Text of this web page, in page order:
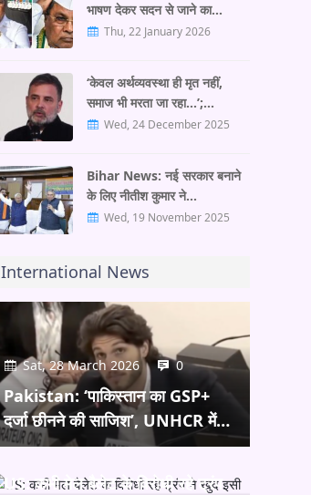
भाषण देकर सदन से जाने का…
Thu, 22 January 2026
‘केवल अर्थव्यवस्था ही मृत नहीं,
समाज भी मरता जा रहा…’;…
Wed, 24 December 2025
Bihar News: नई सरकार बनाने
के लिए नीतीश कुमार ने…
Wed, 19 November 2025
International News
Sat, 28 March 2026 0
Pakistan: ‘पाकिस्तान का GSP+
दर्जा छीनने की साजिश’, UNHCR में…
Wed, 25 March 2026 0
US: कभी मेल बैलेट के विरोधी रहे ट्रंप